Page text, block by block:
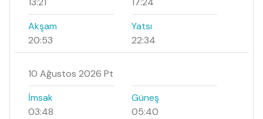
Akşam
20:53
Yatsı
22:34
10 Ağustos 2026 Pt
İmsak
03:48
Güneş
05:40